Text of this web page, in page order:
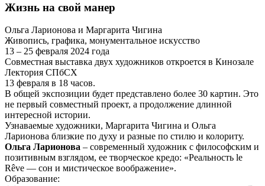
Жизнь на свой манер
Ольга Ларионова и Маргарита Чигина
Живопись, графика, монументальное искусство
13 – 25 февраля 2024 года
Совместная выставка двух художников откроется в Кинозале
Лектория СПбСХ
13 февраля в 18 часов.
В общей экспозиции будет представлено более 30 картин. Это
не первый совместный проект, а продолжение длинной
интересной истории.
Узнаваемые художники, Маргарита Чигина и Ольга
Ларионова близкие по духу и разные по стилю и колориту.
Ольга Ларионова – современный художник с философским и
позитивным взглядом, ее творческое кредо: «Реальность le
Rêve — сон и мистическое воображение».
Образование: